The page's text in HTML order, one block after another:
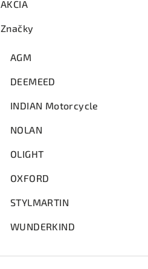
AKCIA
Značky
AGM
DEEMEED
INDIAN Motorcycle
NOLAN
OLIGHT
OXFORD
STYLMARTIN
WUNDERKIND